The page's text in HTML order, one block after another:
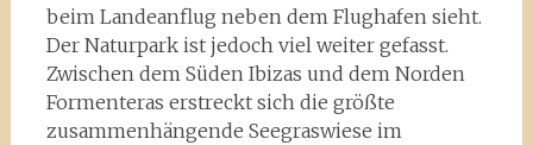
beim Landeanflug neben dem Flughafen sieht.
Der Naturpark ist jedoch viel weiter gefasst.
Zwischen dem Süden Ibizas und dem Norden
Formenteras erstreckt sich die größte
zusammenhängende Seegraswiese im